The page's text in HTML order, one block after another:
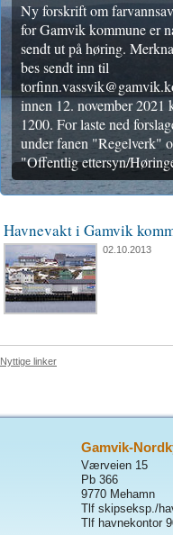
Ny forskrift om
for Gamvik kommune er
sendt ut på høring.
bes sendt inn til
innen 12. november 2021
1200. For laste ned
under fanen "Regelverk"
"Offentlig ettersyn/
Havnevakt i Gamvik
02.10.2013
Nyttige linker
Gamvik-
Værveien 15
Pb 366
9770 Mehamn
Tlf skipseksp./
Tlf havnekontor